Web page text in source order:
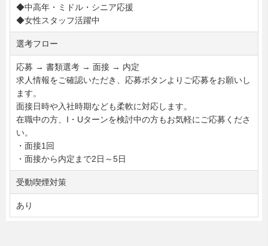
◆中高年・ミドル・シニア応援
◆女性スタッフ活躍中
選考フロー
応募 → 書類選考 → 面接 → 内定
求人情報をご確認いただき、応募ボタンよりご応募をお願いし
ます。
面接日時や入社時期なども柔軟に対応します。
在職中の方、I・Uターンを検討中の方もお気軽にご応募くださ
い。
・面接1回
・面接から内定まで2日～5日
受動喫煙対策
あり